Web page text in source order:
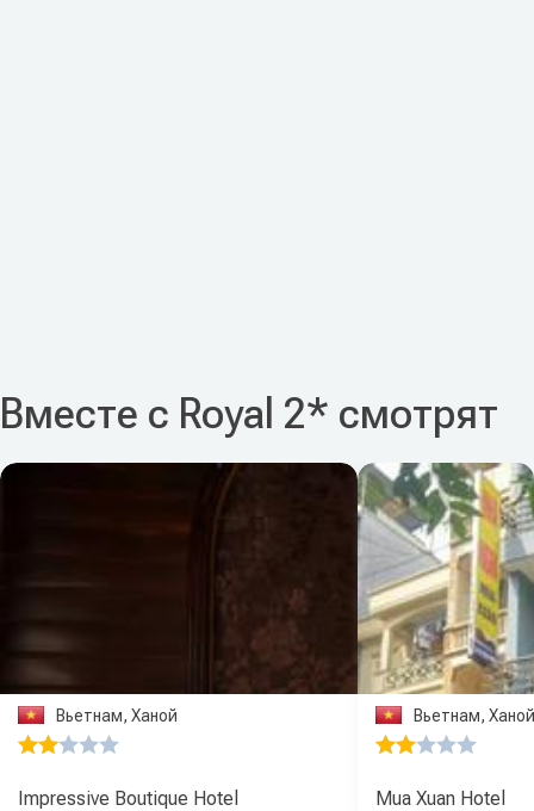
Вместе с Royal 2* смотрят
Вьетнам, Ханой
Impressive Boutique Hotel
Вьетнам, Ханой
Mua Xuan Hotel